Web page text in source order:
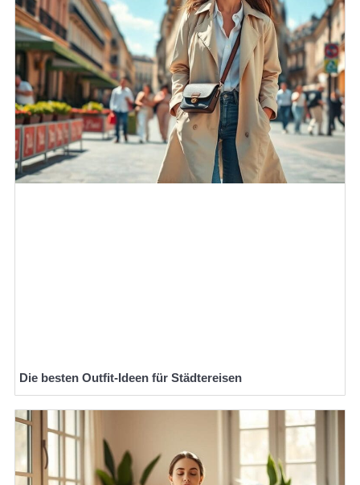
Die besten Outfit-Ideen für Städtereisen